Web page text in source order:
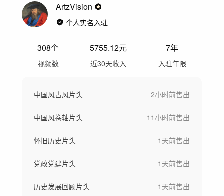
ArtzVision
个人实名入驻
308个
视频数
5755.12元
近30天收入
7年
入驻年限
中国风古风片头 2小时前售出
中国风卷轴片头 11小时前售出
怀旧历史片头 1天前售出
党政党建片头 1天前售出
历史发展回顾片头 1天前售出